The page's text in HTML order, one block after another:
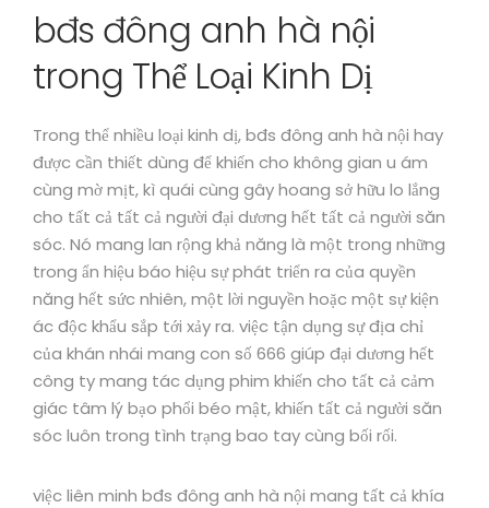
bđs đông anh hà nội
trong Thể Loại Kinh Dị
Trong thể nhiều loại kinh dị, bđs đông anh hà nội hay
được cần thiết dùng để khiến cho không gian u ám
cùng mờ mịt, kì quái cùng gây hoang sở hữu lo lắng
cho tất cả tất cả người đại dương hết tất cả người săn
sóc. Nó mang lan rộng khả năng là một trong những
trong ẩn hiệu báo hiệu sự phát triển ra của quyền
năng hết sức nhiên, một lời nguyền hoặc một sự kiện
ác độc khẩu sắp tới xảy ra. việc tận dụng sự địa chỉ
của khán nhái mang con số 666 giúp đại dương hết
công ty mang tác dụng phim khiến cho tất cả cảm
giác tâm lý bạo phổi béo mật, khiến tất cả người săn
sóc luôn trong tình trạng bao tay cùng bối rối.
việc liên minh bđs đông anh hà nội mang tất cả khía